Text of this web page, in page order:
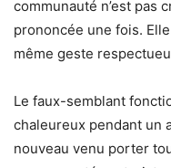
communauté n’est pas
prononcée une fois.
même geste
Le faux-semblant
chaleureux pendant un
nouveau venu porter